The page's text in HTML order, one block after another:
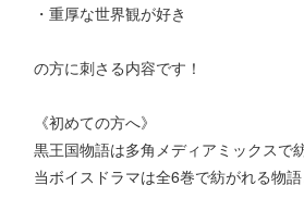
・重厚な世界観が好き
の方に刺さる内容です！
《初めての方へ》
黒王国物語は多角メディアミックスで
当ボイスドラマは全6巻で紡がれる物語